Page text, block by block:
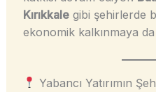
Kırıkkalegibi şehirlerde
ekonomik kalkınmaya
Yabancı Yatırımın